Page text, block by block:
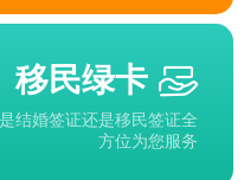
移民绿卡
结婚签证还是移民签证全
方位为您服务